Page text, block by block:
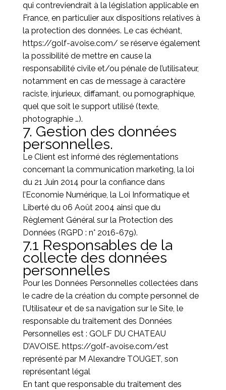
qui contreviendrait à la législation applicable en
France, en particulier aux dispositions relatives à
la protection des données. Le cas échéant,
https://golf-avoise.com/ se réserve également
la possibilité de mettre en cause la
responsabilité civile et/ou pénale de l’utilisateur,
notamment en cas de message à caractère
raciste, injurieux, diffamant, ou pornographique,
quel que soit le support utilisé (texte,
photographie …).
7. Gestion des données
personnelles.
Le Client est informé des réglementations
concernant la communication marketing, la loi
du 21 Juin 2014 pour la confiance dans
l’Economie Numérique, la Loi Informatique et
Liberté du 06 Août 2004 ainsi que du
Règlement Général sur la Protection des
Données (RGPD : n° 2016-679).
7.1 Responsables de la
collecte des données
personnelles
Pour les Données Personnelles collectées dans
le cadre de la création du compte personnel de
l’Utilisateur et de sa navigation sur le Site, le
responsable du traitement des Données
Personnelles est : GOLF DU CHATEAU
D’AVOISE. https://golf-avoise.com/est
représenté par M Alexandre TOUGET, son
représentant légal
En tant que responsable du traitement des